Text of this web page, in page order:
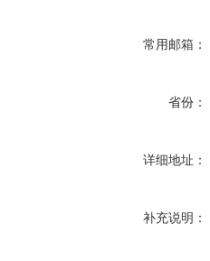
常用邮箱：
省份：
详细地址：
补充说明：